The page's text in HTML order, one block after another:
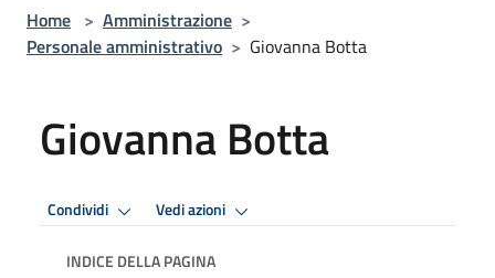
Home > Amministrazione >
Personale amministrativo > Giovanna Botta
Giovanna Botta
Condividi Vedi azioni
INDICE DELLA PAGINA